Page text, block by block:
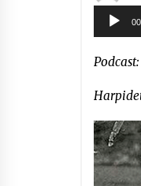
Soinu
Podcast: